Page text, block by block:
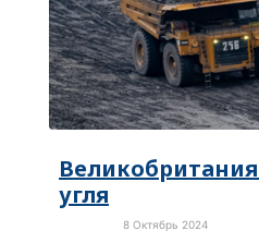
угля
8 Октябрь 2024